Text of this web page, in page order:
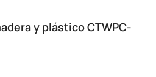
y plástico CTWPC-